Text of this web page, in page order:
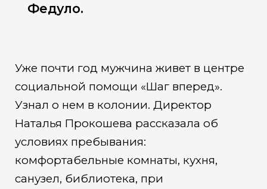
Федуло.
Уже почти год мужчина живет в центре
социальной помощи «Шаг вперед».
Узнал о нем в колонии. Директор
Наталья Прокошева рассказала об
условиях пребывания:
комфортабельные комнаты, кухня,
санузел, библиотека, при